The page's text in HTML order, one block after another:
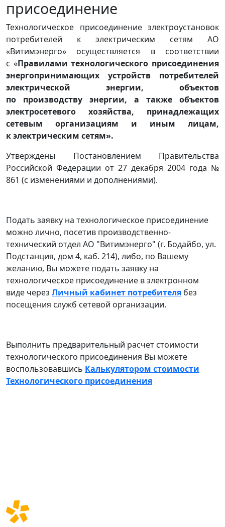
присоединение
Технологическое присоединение электроустановок
потребителей к электрическим сетям АО
«Витимэнерго» осуществляется в соответствии
с «Правилами технологического присоединения
энергопринимающих устройств потребителей
электрической энергии, объектов
по производству энергии, а также объектов
электросетевого хозяйства, принадлежащих
сетевым организациям и иным лицам,
к электрическим сетям».
Утверждены Постановлением Правительства
Российской Федерации от 27 декабря 2004 года №
861 (с изменениями и дополнениями).
Подать заявку на технологическое присоединение
можно лично, посетив производственно-
технический отдел АО "Витимэнерго" (г. Бодайбо, ул.
Подстанция, дом 4, каб. 214), либо, по Вашему
желанию, Вы можете подать заявку на
технологическое присоединение в электронном
виде через Личный кабинет потребителя без
посещения служб сетевой организации.
Выполнить предварительный расчет стоимости
технологического присоединения Вы можете
воспользовавшись Калькулятором стоимости
Технологического присоединения